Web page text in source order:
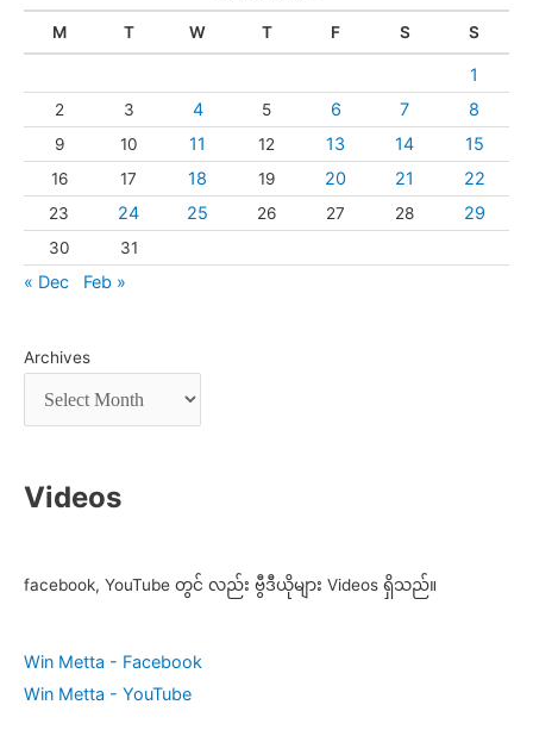
M T W T F S S
1
2 3 4 5 6 7 8
9 10 11 12 13 14 15
16 17 18 19 20 21 22
23 24 25 26 27 28 29
30 31
« Dec Feb »
Archives
Videos
facebook, YouTube တွင် လည်း ဗွီဒီယိုများ Videos ရှိသည်။
Win Metta - Facebook
Win Metta - YouTube